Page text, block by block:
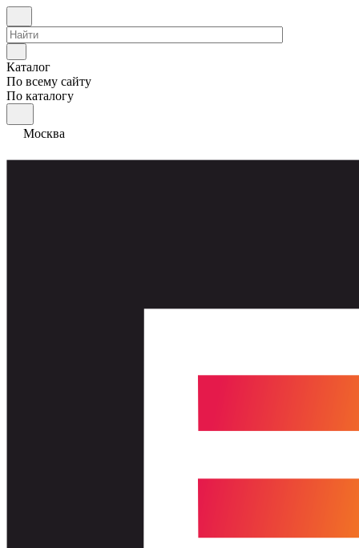
Каталог
По всему сайту
По каталогу
Москва